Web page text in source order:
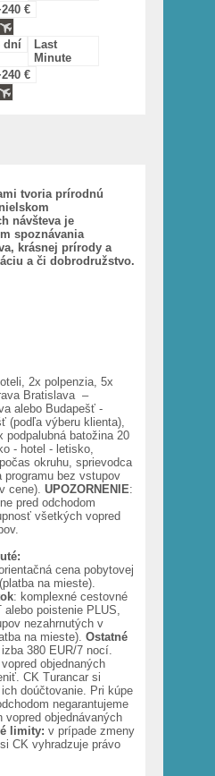
€
dní
Last
Minute
€
tvoria prírodnú
návšteva je
spoznávania
krásnej prírody a
a či dobrodružstvo.
2x polpenzia, 5x
Bratislava –
alebo Budapešť -
(podľa výberu klienta),
podpalubná batožina 20
- hotel - letisko,
okruhu, sprievodca
programu bez vstupov
cene).UPOZORNENIE:
pred odchodom
všetkých vopred
cena pobytovej
na mieste).
: komplexné cestovné
poistenie PLUS,
nezahrnutých v
na mieste).Ostatné
380 EUR/7 nocí.
objednaných
CK Turancar si
doúčtovanie. Pri kúpe
negarantujeme
objednávaných
limity: v prípade zmeny
CK vyhradzuje právo